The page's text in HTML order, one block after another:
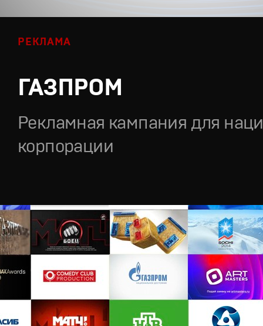
РЕКЛАМА
ГАЗПРОМ
Рекламная кампания для
корпорации